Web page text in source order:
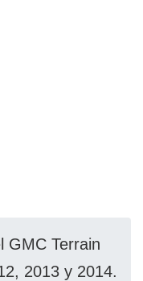
GMC Terrain
2013 y 2014.